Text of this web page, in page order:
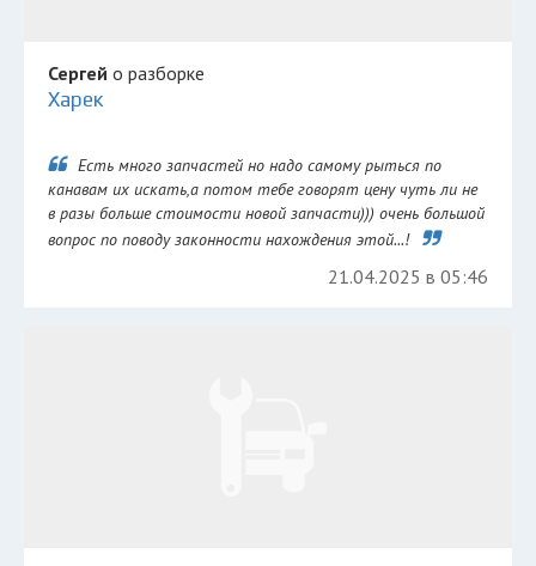
Сергей о разборке
Харек
Есть много запчастей но надо самому рыться по
канавам их искать,а потом тебе говорят цену чуть ли не
в разы больше стоимости новой запчасти))) очень большой
вопрос по поводу законности нахождения этой...!
21.04.2025 в 05:46